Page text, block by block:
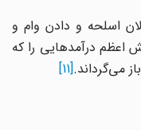
اسلحه و دادن وام و
درآمدهایی را که
[11]